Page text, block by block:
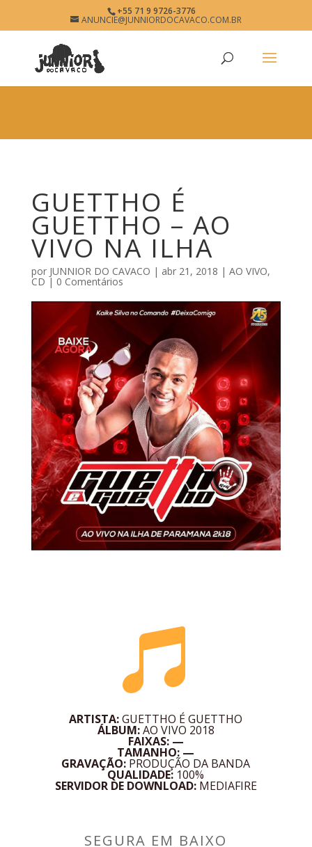
GUETTHO É GUETTHO
www.junniordocavaco.com.br
+55 71 9 9726-3776
ANUNCIE@JUNNIORDOCAVACO.COM.BR
GUETTHO É
GUETTHO – AO
VIVO NA ILHA
por JUNNIOR DO CAVACO | abr 21, 2018 | AO VIVO,
CD | 0 Comentários

ARTISTA:GUETTHO É GUETTHO
ÁLBUM:AO VIVO 2018
FAIXAS: —
TAMANHO: —
GRAVAÇÃO: PRODUÇÃO DA BANDA
QUALIDADE: 100%
SERVIDOR DE DOWNLOAD: MEDIAFIRE
SEGURA EM BAIXO
× Free - In Google Play View